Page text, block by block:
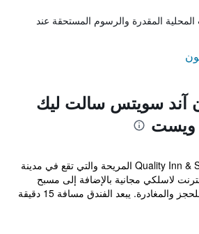
المقدرة والرسوم المستحقة عند
آند سويتس سالت ليك
ويست
توفر Quality Inn & Suites Airport West المريحة والتي تقع في مدينة
لاسلكي مجانية بالإضافة إلى مسبح
خارجي ومعاملات فورية للحجز والمغادرة. يبعد الفندق مسافة 15 دقيقة